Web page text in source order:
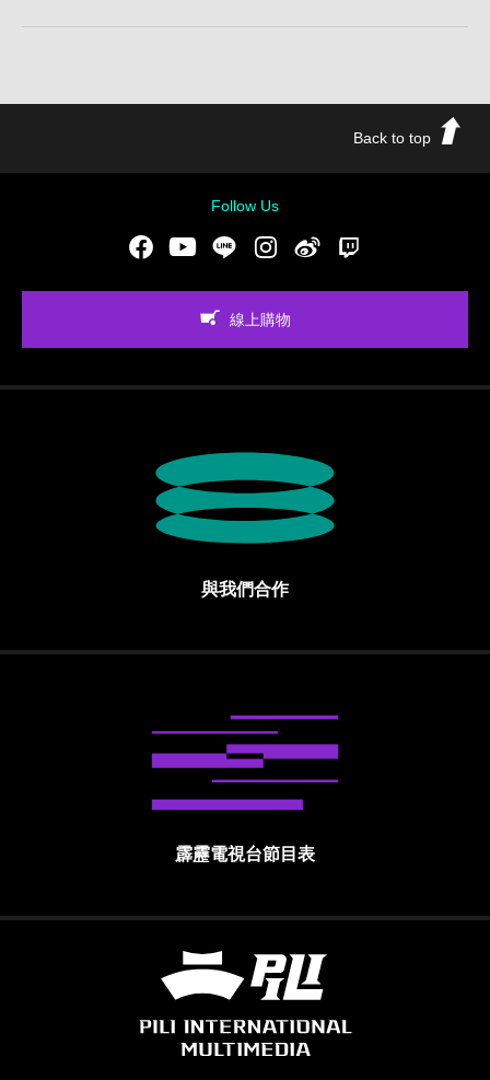
Back to top
Follow Us
FacebookYoutubeLINE Instgram新浪微博
線上購物
與我們合作
霹靂電視台節目表
霹靂國際多媒體股份有限公司 PILI